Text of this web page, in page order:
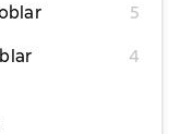
5
4
dan 49 309,09 soʻm